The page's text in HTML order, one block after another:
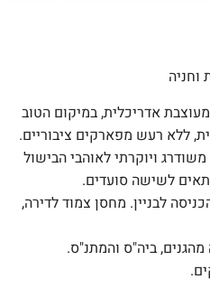
אדריכלית, במיקום הטוב
ללא רעש מפארקים ציבוריים.
ויוקרתי לאוהבי הבישול
לשישה סועדים.
לבניין. מחסן צמוד לדירה,
ביה"ס והמתנ"ס.